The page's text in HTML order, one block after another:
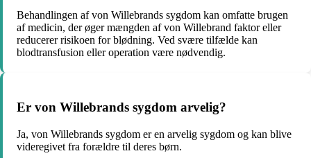
Behandlingen af von Willebrands sygdom kan omfatte brugen
af medicin, der øger mængden af von Willebrand faktor eller
reducerer risikoen for blødning. Ved svære tilfælde kan
blodtransfusion eller operation være nødvendig.
Er von Willebrands sygdom arvelig?
Ja, von Willebrands sygdom er en arvelig sygdom og kan blive
videregivet fra forældre til deres børn.